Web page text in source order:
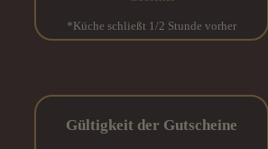
*Küche schließt 1/2 Stunde vorher
Gültigkeit der Gutscheine